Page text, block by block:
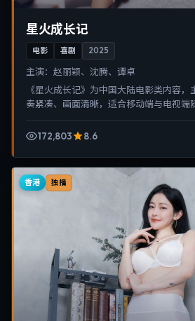
星火成长记
电影 喜剧 2025
主演： 赵丽颖、沈腾、谭卓
《星火成长记》为中国大陆电影类内容
奏紧凑、画面清晰，适合移动端与电视端
172,803
8.6
香港 独播